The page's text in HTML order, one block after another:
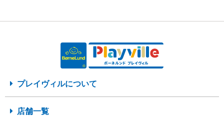
プレイヴィルについて
店舗一覧